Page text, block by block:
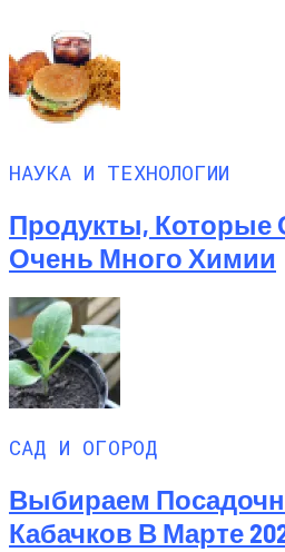
НАУКА И ТЕХНОЛОГИИ
Продукты, Которые
Очень Много Химии
САД И ОГОРОД
Выбираем
Кабачков В Марте